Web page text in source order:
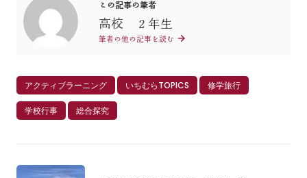
この記事の筆者
高校 ２年生
筆者の他の記事を読む
アクティブラーニング いちむらTOPICS 修学旅行
学校行事 総合探究